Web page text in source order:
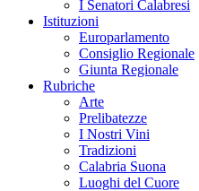
I Senatori Calabresi
Istituzioni
Europarlamento
Consiglio Regionale
Giunta Regionale
Rubriche
Arte
Prelibatezze
I Nostri Vini
Tradizioni
Calabria Suona
Luoghi del Cuore